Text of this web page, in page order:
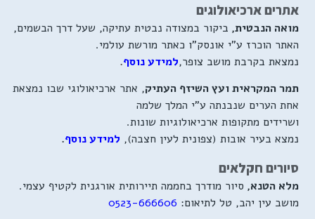
אתרים ארכיאולוגים
מואה הנבטית, ביקור במצודה נבטית עתיקה, שעל דרך הבשמים,
האתר הוכרז ע"י אונסק"ו כאתר מורשת עולמי.
נמצאת בקרבת מושב צופר,למידע נוסף.
תמר המקראית ועץ השיזף העתיק, אתר ארכיאולוגי שבו נמצאת
אחת הערים שנבנתה ע"י המלך שלמה
ושרידים מתקופות ארכיאולוגיות שונות.
נמצא בעיר אובות (צפונית לעין חצבה), למידע נוסף.
סיורים חקלאים
מלא הטנא, סיור מודרך בחממה תיירותית אורגנית לקטיף עצמי.
מושב עין יהב, טל לתיאום: 0523-666606